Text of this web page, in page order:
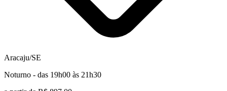
Aracaju/SE
Noturno - das 19h00 às 21h30